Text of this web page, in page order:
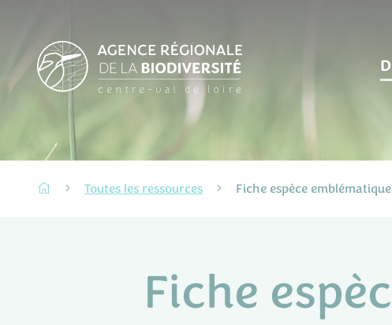
Toutes les ressources Fiche espèce
Fiche